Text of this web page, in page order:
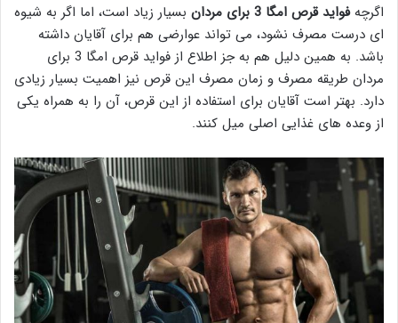
اگرچهفواید قرص امگا 3 برای مردان
بسیار زیاد است، اما اگر به شیوه
ای درست مصرف نشود، می تواند عوارضی هم برای آقایان داشته
باشد. به همین دلیل هم به جز اطلاع از فواید قرص امگا 3 برای
مردان طریقه مصرف و زمان مصرف این قرص نیز اهمیت بسیار زیادی
دارد. بهتر است آقایان برای استفاده از این قرص، آن را به همراه یکی
از وعده های غذایی اصلی میل کنند.